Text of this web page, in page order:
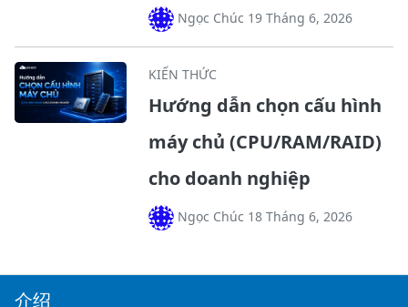
Ngọc Chúc 19 Tháng 6, 2026
KIẾN THỨC
Hướng dẫn chọn cấu hình
máy chủ (CPU/RAM/RAID)
cho doanh nghiệp
Ngọc Chúc 18 Tháng 6, 2026
介绍